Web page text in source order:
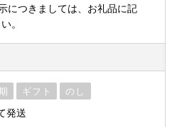
につきましては、お礼品に記
。
ギフト のし
発送